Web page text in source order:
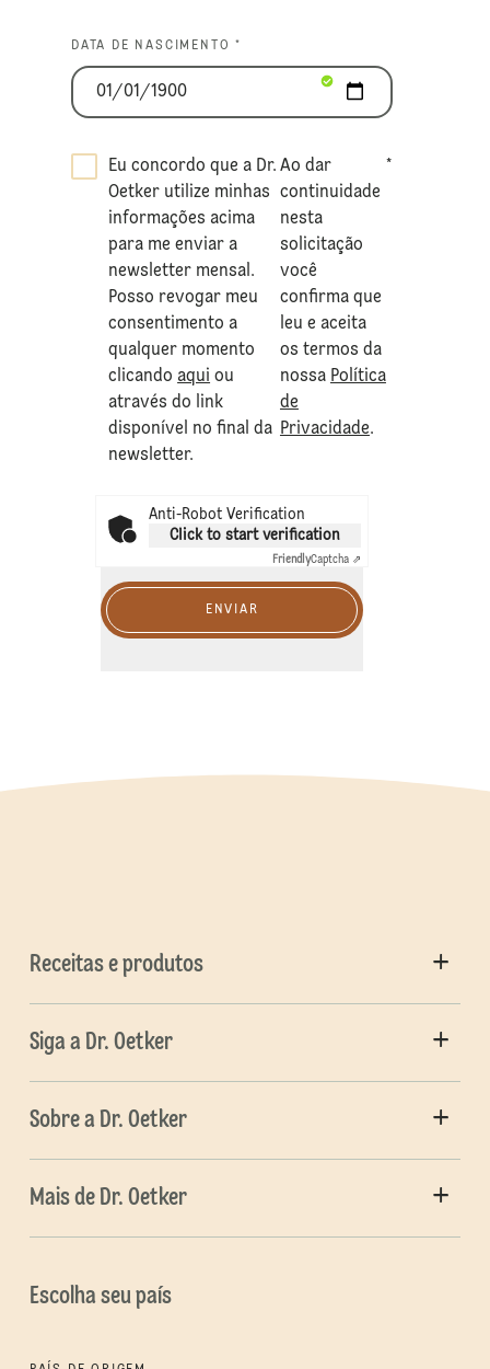
DATA DE NASCIMENTO *
Eu concordo que a Dr.
Oetker utilize minhas
informações acima
para me enviar a
newsletter mensal.
Posso revogar meu
consentimento a
qualquer momento
clicando aqui ou
através do link
disponível no final da
newsletter.
Ao dar
continuidade
nesta
solicitação
você
confirma que
leu e aceita
os termos da
nossa Política
de
Privacidade.
*
Anti-Robot Verification
Click to start verification
FriendlyCaptcha ⇗
ENVIAR
Receitas e produtos
Siga a Dr. Oetker
Sobre a Dr. Oetker
Mais de Dr. Oetker
Escolha seu país